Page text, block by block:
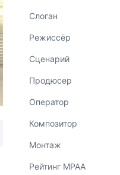
Слоган
Режиссёр
Сценарий
Продюсер
Оператор
Композитор
Монтаж
Рейтинг MPAA